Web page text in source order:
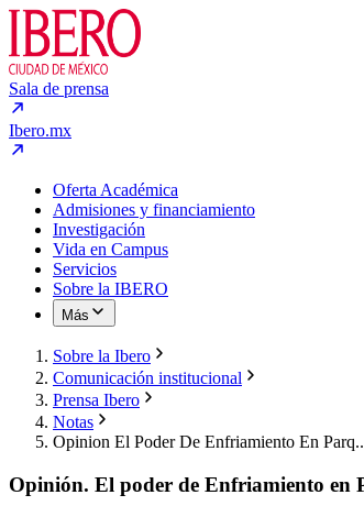
Sala de prensa
Ibero.mx
Oferta Académica
Admisiones y financiamiento
Investigación
Vida en Campus
Servicios
Sobre la IBERO
Más
Sobre la Ibero
Comunicación institucional
Prensa Ibero
Notas
Opinion El Poder De Enfriamiento En
Opinión. El poder de Enfriamiento en